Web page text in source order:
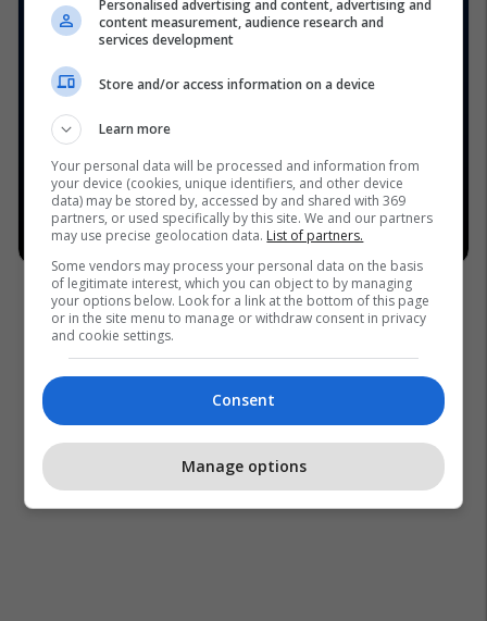
Personalised advertising and content, advertising and
content measurement, audience research and
services development
Store and/or access information on a device
Learn more
Your personal data will be processed and information from
your device (cookies, unique identifiers, and other device
data) may be stored by, accessed by and shared with 369
partners, or used specifically by this site. We and our partners
may use precise geolocation data. List of partners.
Some vendors may process your personal data on the basis
of legitimate interest, which you can object to by managing
your options below. Look for a link at the bottom of this page
or in the site menu to manage or withdraw consent in privacy
and cookie settings.
Consent
Manage options